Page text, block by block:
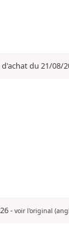
du 21/08/
- voir l'original